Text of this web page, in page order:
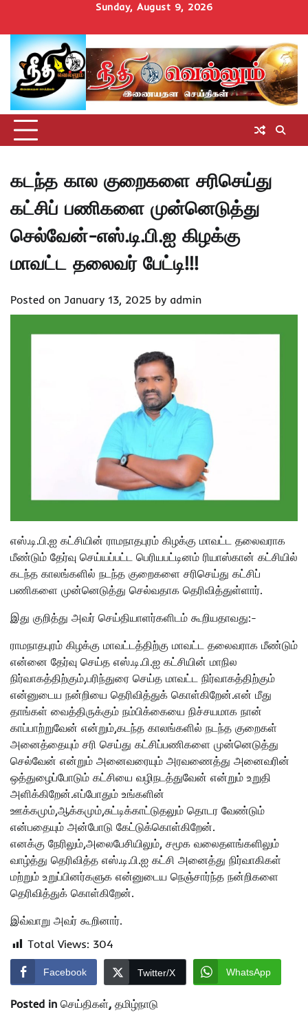
content
Sunday, August 9, 2026
Homeசெய்திகள்
தமிழ்நாடுமாவட்டச்செய்திகள்
அரசியல்ஆன்மிகம்
சட்டம்
அறிவோம்
சினிமாUncategorized
கடந்த கால குறைகளை சரிசெய்து
கட்சிப் பணிகளை முன்னெடுத்து
செல்வேன்-எஸ்.டி.பி.ஐ கிழக்கு
மாவட்ட தலைவர் பேட்டி!!!
Posted on January 13, 2025 by admin
எஸ்.டி.பி.ஐ கட்சியின் ராமநாதபுரம் கிழக்கு மாவட்ட தலைவராக
மீண்டும் தேர்வு செய்யப்பட்ட பெரியபட்டினம் ரியாஸ்கான் கட்சியில்
கடந்த காலங்களில் நடந்த குறைகளை சரிசெய்து கட்சிப்
பணிகளை முன்னெடுத்து செல்வதாக தெரிவித்துள்ளார்.
இது குறித்து அவர் செய்தியாளர்களிடம் கூறியதாவது:-
ராமநாதபுரம் கிழக்கு மாவட்டத்திற்கு மாவட்ட தலைவராக மீண்டும்
என்னை தேர்வு செய்த எஸ்.டி.பி.ஐ கட்சியின் மாநில
நிர்வாகத்திற்கும்,பரிந்துரை செய்த மாவட்ட நிர்வாகத்திற்கும்
என்னுடைய நன்றியை தெரிவித்துக் கொள்கிறேன்.என் மீது
தாங்கள் வைத்திருக்கும் நம்பிக்கையை நிச்சயமாக நான்
காப்பாற்றுவேன் என்றும்,கடந்த காலங்களில் நடந்த குறைகள்
அனைத்தையும் சரி செய்து கட்சிப்பணிகளை முன்னெடுத்து
செல்வேன் என்றும் அனைவரையும் அரவணைத்து அனைவரின்
ஒத்துழைப்போடும் கட்சியை வழிநடத்துவேன் என்றும் உறுதி
அளிக்கிறேன்.எப்போதும் உங்களின்
ஊக்கமும்,ஆக்கமும்,சுட்டிக்காட்டுதலும் தொடர வேண்டும்
என்பதையும் அன்போடு கேட்டுக்கொள்கிறேன்.
எனக்கு நேரிலும்,அலைபேசியிலும், சமூக வலைதளங்களிலும்
வாழ்த்து தெரிவித்த எஸ்.டி.பி.ஐ கட்சி அனைத்து நிர்வாகிகள்
மற்றும் உறுப்பினர்களுக என்னுடைய நெஞ்சார்ந்த நன்றிகளை
தெரிவித்துக் கொள்கிறேன்.
இவ்வாறு அவர் கூறினார்.
Total Views: 304
Facebook Twitter/X WhatsApp
Posted in செய்திகள், தமிழ்நாடு